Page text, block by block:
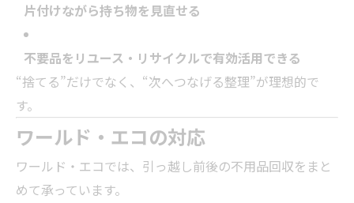
片付けながら持ち物を見直せる
不要品をリユース・リサイクルで有効活用できる
“捨てる”だけでなく、“次へつなげる整理”が理想的で
す。
ワールド・エコの対応
ワールド・エコでは、引っ越し前後の不用品回収をまと
めて承っています。